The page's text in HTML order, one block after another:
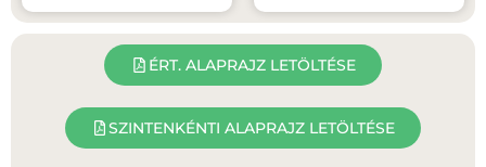
ÉRT. ALAPRAJZ LETÖLTÉSE
SZINTENKÉNTI ALAPRAJZ LETÖLTÉSE